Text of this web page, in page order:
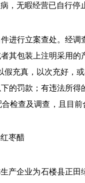
，无暇经营已自行停
进行立案查处。经调
其包装上注明采用
假充真，以次充好，
的罚款；有违法所
检查及调查 ，且目
红枣醋
产企业为石楼县正田